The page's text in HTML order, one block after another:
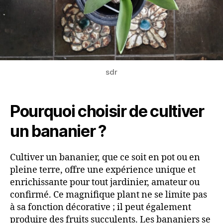
sdr
Pourquoi choisir de cultiver
un bananier ?
Cultiver un bananier, que ce soit en pot ou en
pleine terre, offre une expérience unique et
enrichissante pour tout jardinier, amateur ou
confirmé. Ce magnifique plant ne se limite pas
à sa fonction décorative ; il peut également
produire des fruits succulents. Les bananiers se